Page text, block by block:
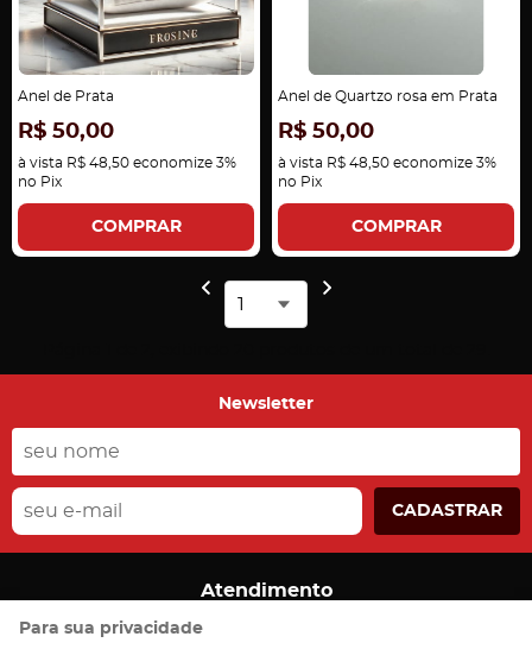
Anel de Prata
R$ 50,00
à vista R$ 48,50 economize 3%
no Pix
COMPRAR
Anel de Quartzo rosa em Prata
R$ 50,00
à vista R$ 48,50 economize 3%
no Pix
COMPRAR
Newsletter
CADASTRAR
Atendimento
Para sua privacidade